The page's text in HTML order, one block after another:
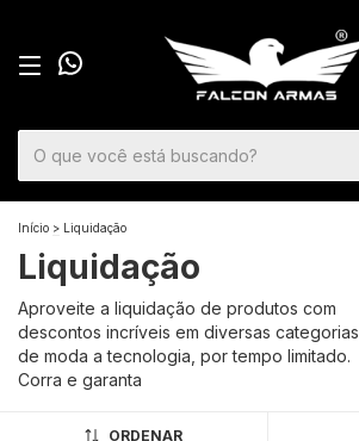
Início > Liquidação
Liquidação
Aproveite a liquidação de produtos com
descontos incríveis em diversas categorias,
de moda a tecnologia, por tempo limitado.
Corra e garanta
ORDENAR